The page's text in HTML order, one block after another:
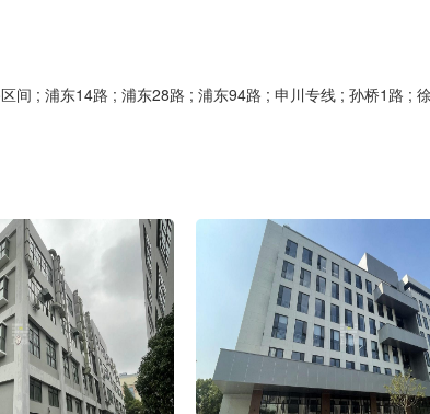
间 ; 浦东14路 ; 浦东28路 ; 浦东94路 ; 申川专线 ; 孙桥1路 ;